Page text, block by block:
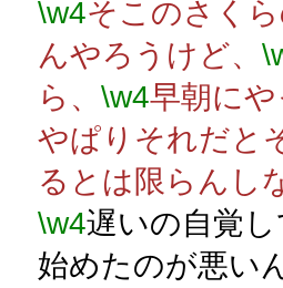
\w4そこのさく
んやろうけど、
ら、 \w4早朝に
やぱりそれだと
るとは限らんし
\w4遅いの自覚
始めたのが悪い